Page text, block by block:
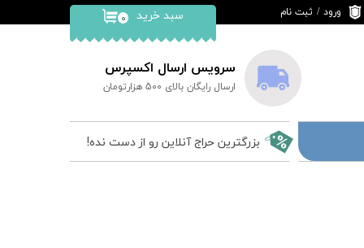
سرویس ارسال اکسپرس
ارسال رایگان بالای 500 هزارتومان
۰ سبد خرید ورود / ثبت نام
تغییر گذر واژه
سفارشات
خروج از حساب
بزرگترین حراج آنلاین رو از دست نده!